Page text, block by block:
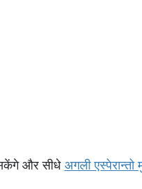
और सीधे अगली एस्पेरान्तो